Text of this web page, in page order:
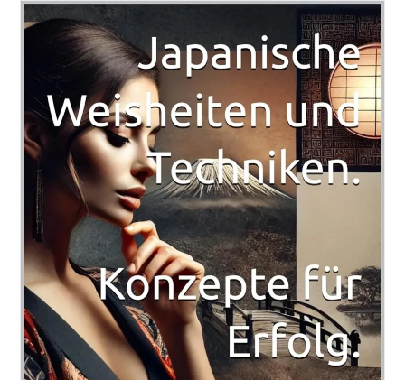
Reflex:
Wie
Sehr
Die
Macht
Der
Nachahmung
Unser
Leben
Bestimmt
Und
Wie
Wir
Uns
Davon
Lösen
Von
Luke
Burgis
VAK
Verlag